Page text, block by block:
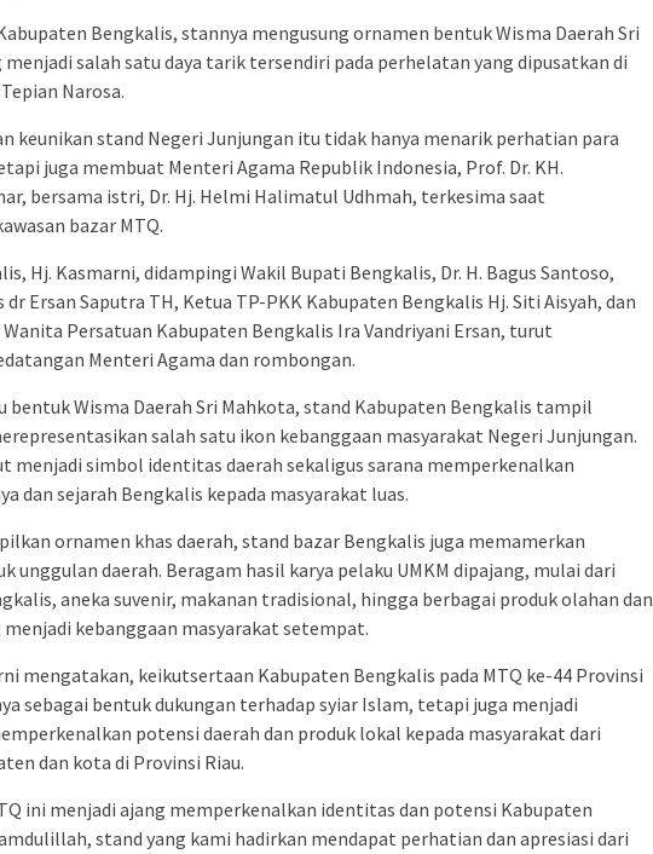
Bengkalis, stannya mengusung ornamen bentuk Wisma Daerah Sri
menjadi salah satu daya tarik tersendiri pada perhelatan yang dipusatkan di
Narosa.
keunikan stand Negeri Junjungan itu tidak hanya menarik perhatian para
juga membuat Menteri Agama Republik Indonesia, Prof. Dr. KH.
bersama istri, Dr. Hj. Helmi Halimatul Udhmah, terkesima saat
bazar MTQ.
Hj. Kasmarni, didampingi Wakil Bupati Bengkalis, Dr. H. Bagus Santoso,
dr Ersan Saputra TH, Ketua TP-PKK Kabupaten Bengkalis Hj. Siti Aisyah, dan
Persatuan Kabupaten Bengkalis Ira Vandriyani Ersan, turut
Menteri Agama dan rombongan.
bentuk Wisma Daerah Sri Mahkota, stand Kabupaten Bengkalis tampil
salah satu ikon kebanggaan masyarakat Negeri Junjungan.
menjadi simbol identitas daerah sekaligus sarana memperkenalkan
dan sejarah Bengkalis kepada masyarakat luas.
ornamen khas daerah, stand bazar Bengkalis juga memamerkan
unggulan daerah. Beragam hasil karya pelaku UMKM dipajang, mulai dari
aneka suvenir, makanan tradisional, hingga berbagai produk olahan dan
menjadi kebanggaan masyarakat setempat.
mengatakan, keikutsertaan Kabupaten Bengkalis pada MTQ ke-44 Provinsi
sebagai bentuk dukungan terhadap syiar Islam, tetapi juga menjadi
potensi daerah dan produk lokal kepada masyarakat dari
dan kota di Provinsi Riau.
ini menjadi ajang memperkenalkan identitas dan potensi Kabupaten
stand yang kami hadirkan mendapat perhatian dan apresiasi dari